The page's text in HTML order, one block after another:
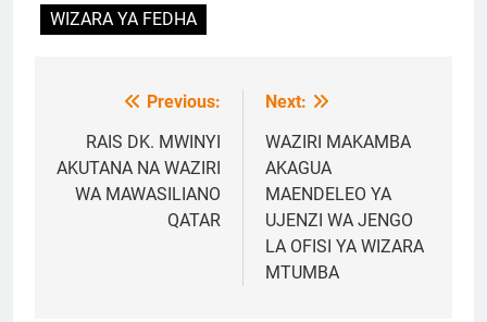
WIZARA YA FEDHA
navigation
Previous:
RAIS DK. MWINYI
AKUTANA NA WAZIRI
WA MAWASILIANO
QATAR
Next:
WAZIRI MAKAMBA
AKAGUA
MAENDELEO YA
UJENZI WA JENGO
LA OFISI YA WIZARA
MTUMBA